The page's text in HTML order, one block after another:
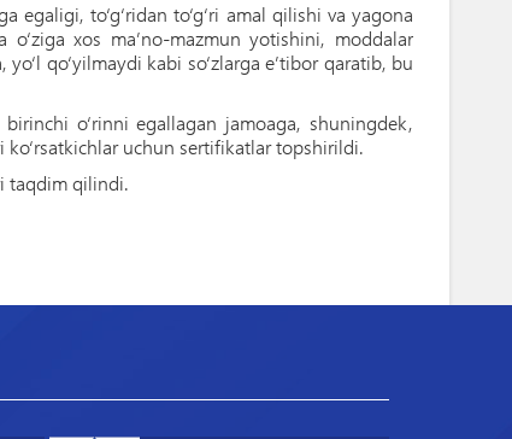
to‘g‘ridan to‘g‘ri amal qilishi va yagona
xos ma’no-mazmun yotishini, moddalar
qo‘yilmaydi kabi so‘zlarga e’tibor qaratib, bu
o‘rinni egallagan jamoaga, shuningdek,
uchun sertifikatlar topshirildi.
taqdim qilindi.